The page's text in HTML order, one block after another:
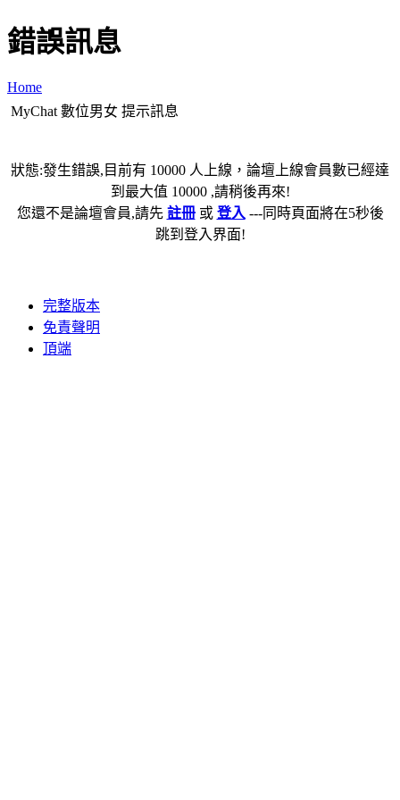
錯誤訊息
Home
MyChat 數位男女 提示訊息
狀態:發生錯誤,目前有 10000 人上線，論壇上線會員數已經達
到最大值 10000 ,請稍後再來!
您還不是論壇會員,請先 註冊或 登入 ---同時頁面將在5秒後
跳到登入界面!
完整版本
免責聲明
頂端